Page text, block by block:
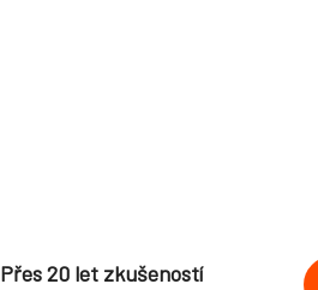
Přes 20 let zkušeností